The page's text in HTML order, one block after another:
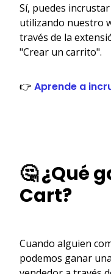
Sí, puedes
utilizando nuestro
través de la
"Crear un carrito".
👉 Aprende a
🤔 ¿Qué
Cart?
Cuando alguien
podemos ganar